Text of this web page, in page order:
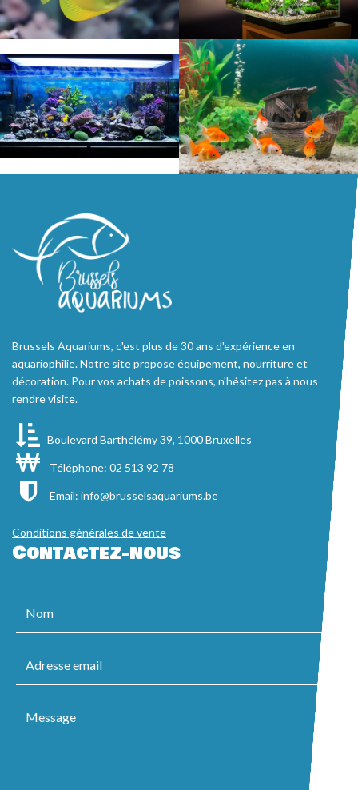
Brussels Aquariums, c'est plus de 30 ans d'expérience en
aquariophilie. Notre site propose équipement, nourriture et
décoration. Pour vos achats de poissons, n'hésitez pas à nous
rendre visite.
Boulevard Barthélémy 39, 1000 Bruxelles
Téléphone: 02 513 92 78
Email: info@brusselsaquariums.be
Conditions générales de vente
Contactez-nous